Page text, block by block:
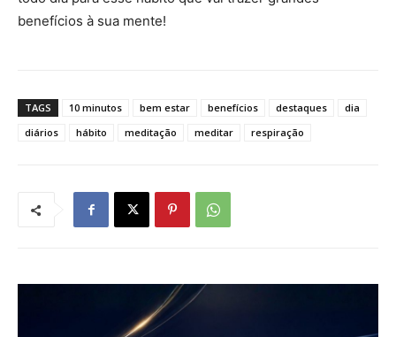
benefícios à sua mente!
TAGS 10 minutos bem estar benefícios destaques
dia
diários
hábito meditação meditar respiração